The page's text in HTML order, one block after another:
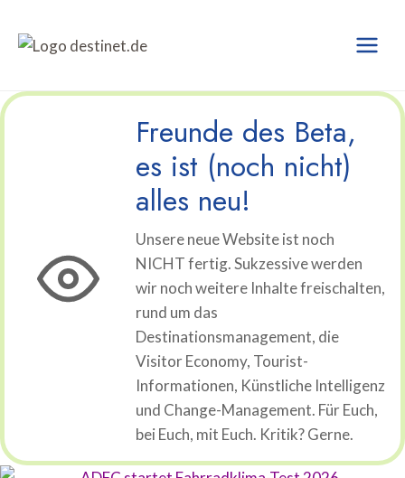
Inhalt
springen
Freunde des Beta,
es ist (noch nicht)
alles neu!
Unsere neue Website ist noch
NICHT fertig. Sukzessive werden
wir noch weitere Inhalte freischalten,
rund um das
Destinationsmanagement, die
Visitor Economy, Tourist-
Informationen, Künstliche Intelligenz
und Change-Management. Für Euch,
bei Euch, mit Euch. Kritik? Gerne.